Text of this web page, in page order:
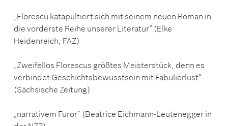
„Florescu katapultiert sich mit seinem neuen Roman in
die vorderste Reihe unserer Literatur“ (Elke
Heidenreich, FAZ)
„Zweifellos Florescus größtes Meisterstück, denn es
verbindet Geschichtsbewusstsein mit Fabulierlust“
(Sächsische Zeitung)
„narrativem Furor“ (Beatrice Eichmann-Leutenegger in